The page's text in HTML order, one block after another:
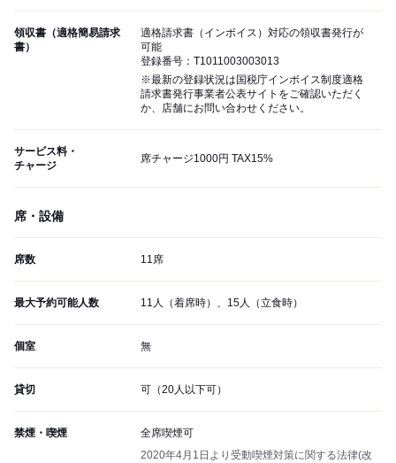
領収書（適格簡易請求
書）
適格請求書（インボイス）対応の領収書発行が
可能
登録番号：T1011003003013
※最新の登録状況は国税庁インボイス制度適格
請求書発行事業者公表サイトをご確認いただく
か、店舗にお問い合わせください。
サービス料・
チャージ
席チャージ1000円 TAX15%
席・設備
席数 11席
最大予約可能人数 11人（着席時）、15人（立食時）
個室 無
貸切 可（20人以下可）
禁煙・喫煙
全席喫煙可
2020年4月1日より受動喫煙対策に関する法律(改